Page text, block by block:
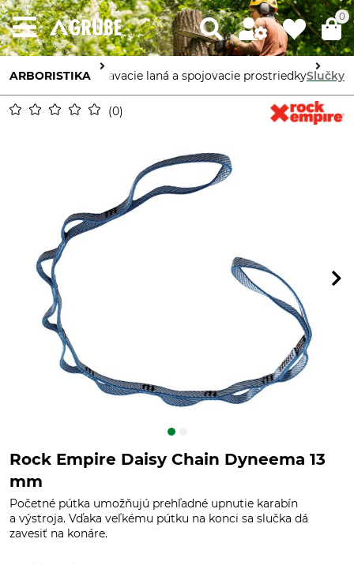
0
ARBORISTIKAPridržiavacie laná a spojovacie prostriedkySlučky
0
Rock Empire Daisy Chain Dyneema 13
mm
Početné pútka umožňujú prehľadné upnutie karabín
a výstroja. Vďaka veľkému pútku na konci sa slučka dá
zavesiť na konáre.